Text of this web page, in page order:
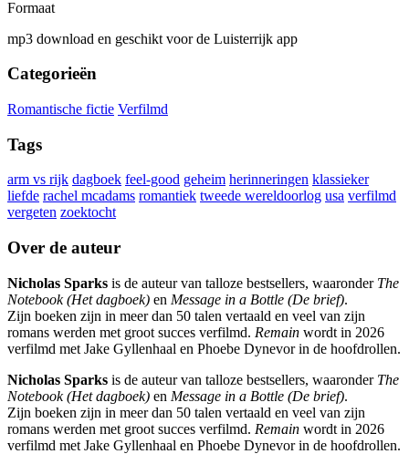
Formaat
mp3 download en geschikt voor de Luisterrijk app
Categorieën
Romantische fictie Verfilmd
Tags
arm vs rijk dagboek feel-good geheim herinneringen klassieker
liefde rachel mcadams romantiek tweede wereldoorlog usa verfilmd
vergeten zoektocht
Over de auteur
Nicholas Sparks is de auteur van talloze bestsellers, waaronder The
Notebook (Het dagboek) en Message in a Bottle (De brief).
Zijn boeken zijn in meer dan 50 talen vertaald en veel van zijn
romans werden met groot succes verfilmd. Remain wordt in 2026
verfilmd met Jake Gyllenhaal en Phoebe Dynevor in de hoofdrollen.
Nicholas Sparks is de auteur van talloze bestsellers, waaronder The
Notebook (Het dagboek) en Message in a Bottle (De brief).
Zijn boeken zijn in meer dan 50 talen vertaald en veel van zijn
romans werden met groot succes verfilmd. Remain wordt in 2026
verfilmd met Jake Gyllenhaal en Phoebe Dynevor in de hoofdrollen.